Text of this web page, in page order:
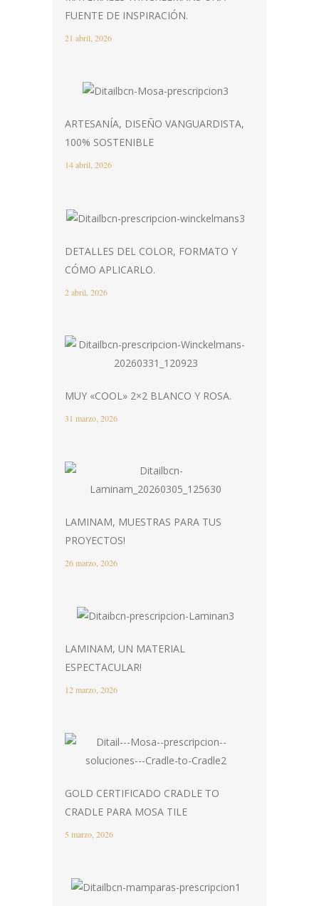
FUENTE DE INSPIRACIÓN.
21 abril, 2026
ARTESANÍA, DISEÑO VANGUARDISTA,
100% SOSTENIBLE
14 abril, 2026
DETALLES DEL COLOR, FORMATO Y
CÓMO APLICARLO.
2 abril, 2026
MUY «COOL» 2×2 BLANCO Y ROSA.
31 marzo, 2026
LAMINAM, MUESTRAS PARA TUS
PROYECTOS!
26 marzo, 2026
LAMINAM, UN MATERIAL
ESPECTACULAR!
12 marzo, 2026
GOLD CERTIFICADO CRADLE TO
CRADLE PARA MOSA TILE
5 marzo, 2026